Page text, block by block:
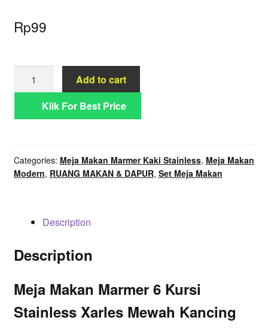
Rp99
Makan
Marmer
6
Xarles
Mewah
Add to cart
Klik For Best Price
Categories: Meja Makan Marmer Kaki Stainless, Meja Makan
Modern, RUANG MAKAN & DAPUR, Set Meja Makan
Description
Description
Meja Makan Marmer 6 Kursi
Stainless Xarles Mewah Kancing